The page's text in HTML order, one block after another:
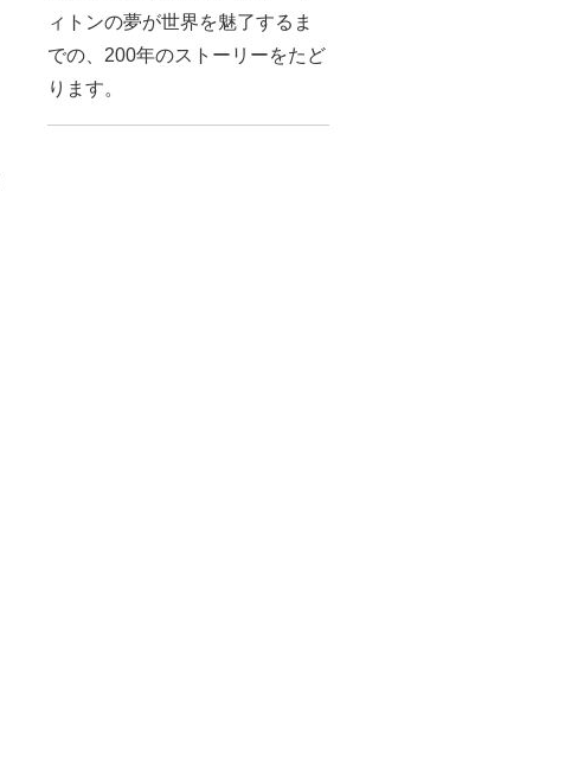
ィトンの夢が世界を魅了するま
での、200年のストーリーをたど
ります。